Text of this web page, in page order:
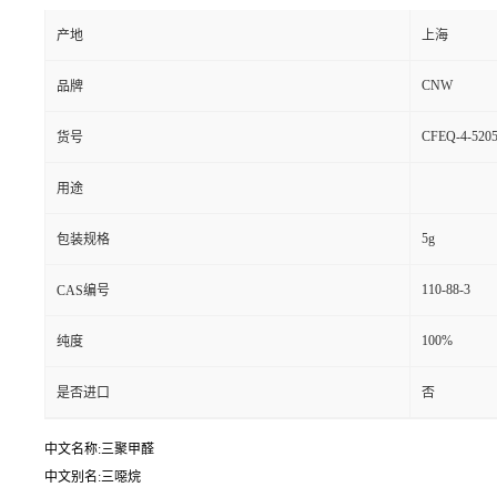
产地 上海
品牌 CNW
货号 CFEQ-4-
用途
包装规格 5g
CAS编号 110-88-3
纯度 100%
是否进口 否
中文名称:三聚甲醛
中文别名:三噁烷